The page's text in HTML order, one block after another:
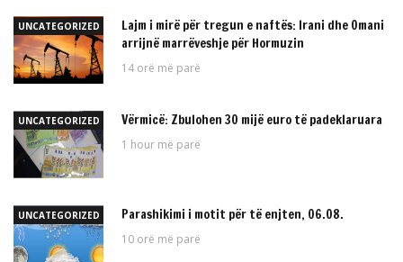
UNCATEGORIZED
Lajm i mirë për tregun e naftës: Irani dhe Omani
arrijnë marrëveshje për Hormuzin
14 orë më parë
UNCATEGORIZED Vërmicë: Zbulohen 30 mijë euro të padeklaruara
1 hour më parë
UNCATEGORIZED Parashikimi i motit për të enjten, 06.08.
10 orë më parë